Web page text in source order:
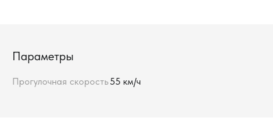
Параметры
Прогулочная скорость55 км/ч